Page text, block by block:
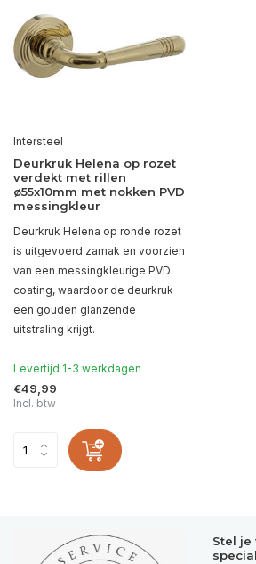
Intersteel
Deurkruk Helena op rozet
verdekt met rillen
ø55x10mm met nokken PVD
messingkleur
Deurkruk Helena op ronde rozet
is uitgevoerd zamak en voorzien
van een messingkleurige PVD
coating, waardoor de deurkruk
een gouden glanzende
uitstraling krijgt.
Levertijd 1-3 werkdagen
€49,99
Incl. btw
Stel je